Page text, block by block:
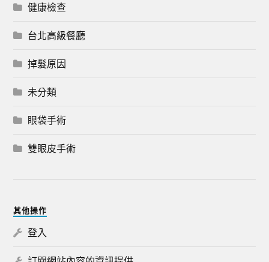
健康檢查
台北高級餐廳
掉髮原因
未分類
眼袋手術
雙眼皮手術
其他操作
登入